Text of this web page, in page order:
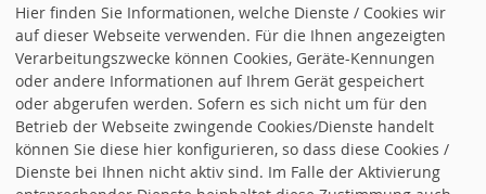
TERMINE
Hier finden Sie Informationen, welche Dienste / Cookies wir
auf dieser Webseite verwenden. Für die Ihnen angezeigten
Verarbeitungszwecke können Cookies, Geräte-Kennungen
oder andere Informationen auf Ihrem Gerät gespeichert
oder abgerufen werden. Sofern es sich nicht um für den
Betrieb der Webseite zwingende Cookies/Dienste handelt
können Sie diese hier konfigurieren, so dass diese Cookies /
Dienste bei Ihnen nicht aktiv sind. Im Falle der Aktivierung